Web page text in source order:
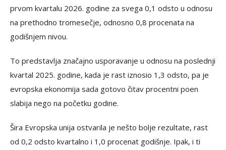
prvom kvartalu 2026. godine za svega 0,1 odsto u odnosu
na prethodno tromesečje, odnosno 0,8 procenata na
godišnjem nivou.
To predstavlja značajno usporavanje u odnosu na poslednji
kvartal 2025. godine, kada je rast iznosio 1,3 odsto, pa je
evropska ekonomija sada gotovo čitav procentni poen
slabija nego na početku godine.
Šira Evropska unija ostvarila je nešto bolje rezultate, rast
od 0,2 odsto kvartalno i 1,0 procenat godišnje. Ipak, i ti